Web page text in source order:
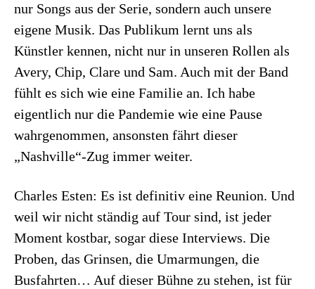
nur Songs aus der Serie, sondern auch unsere
eigene Musik. Das Publikum lernt uns als
Künstler kennen, nicht nur in unseren Rollen als
Avery, Chip, Clare und Sam. Auch mit der Band
fühlt es sich wie eine Familie an. Ich habe
eigentlich nur die Pandemie wie eine Pause
wahrgenommen, ansonsten fährt dieser
„Nashville“-Zug immer weiter.
Charles Esten: Es ist definitiv eine Reunion. Und
weil wir nicht ständig auf Tour sind, ist jeder
Moment kostbar, sogar diese Interviews. Die
Proben, das Grinsen, die Umarmungen, die
Busfahrten… Auf dieser Bühne zu stehen, ist für